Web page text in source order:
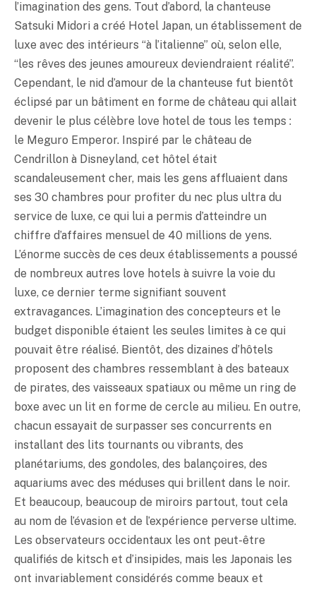
l’imagination des gens. Tout d’abord, la chanteuse
Satsuki Midori a créé Hotel Japan, un établissement de
luxe avec des intérieurs “à l’italienne” où, selon elle,
“les rêves des jeunes amoureux deviendraient réalité”.
Cependant, le nid d’amour de la chanteuse fut bientôt
éclipsé par un bâtiment en forme de château qui allait
devenir le plus célèbre love hotel de tous les temps :
le Meguro Emperor. Inspiré par le château de
Cendrillon à Disneyland, cet hôtel était
scandaleusement cher, mais les gens affluaient dans
ses 30 chambres pour profiter du nec plus ultra du
service de luxe, ce qui lui a permis d’atteindre un
chiffre d’affaires mensuel de 40 millions de yens.
L’énorme succès de ces deux établissements a poussé
de nombreux autres love hotels à suivre la voie du
luxe, ce dernier terme signifiant souvent
extravagances. L’imagination des concepteurs et le
budget disponible étaient les seules limites à ce qui
pouvait être réalisé. Bientôt, des dizaines d’hôtels
proposent des chambres ressemblant à des bateaux
de pirates, des vaisseaux spatiaux ou même un ring de
boxe avec un lit en forme de cercle au milieu. En outre,
chacun essayait de surpasser ses concurrents en
installant des lits tournants ou vibrants, des
planétariums, des gondoles, des balançoires, des
aquariums avec des méduses qui brillent dans le noir.
Et beaucoup, beaucoup de miroirs partout, tout cela
au nom de l’évasion et de l’expérience perverse ultime.
Les observateurs occidentaux les ont peut-être
qualifiés de kitsch et d’insipides, mais les Japonais les
ont invariablement considérés comme beaux et